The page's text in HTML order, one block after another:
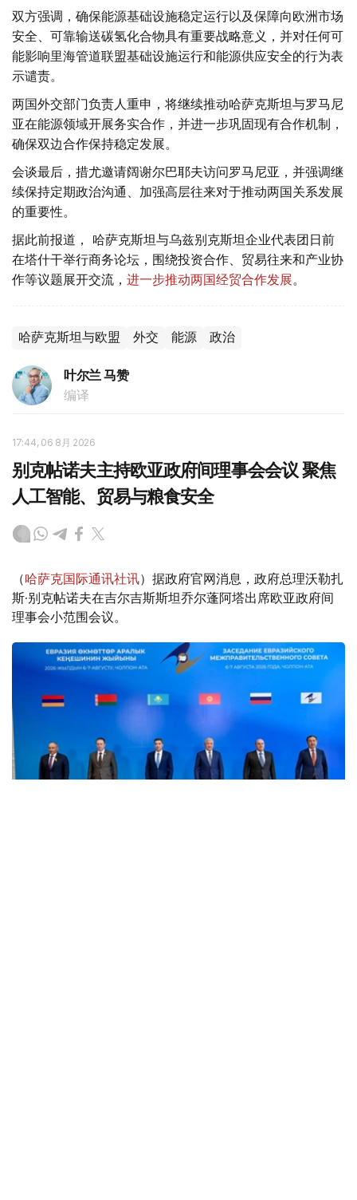
双方强调，确保能源基础设施稳定运行以及保障向欧洲市场
安全、可靠输送碳氢化合物具有重要战略意义，并对任何可
能影响里海管道联盟基础设施运行和能源供应安全的行为表
示谴责。
两国外交部门负责人重申，将继续推动哈萨克斯坦与罗马尼
亚在能源领域开展务实合作，并进一步巩固现有合作机制，
确保双边合作保持稳定发展。
会谈最后，措尤邀请阔谢尔巴耶夫访问罗马尼亚，并强调继
续保持定期政治沟通、加强高层往来对于推动两国关系发展
的重要性。
据此前报道， 哈萨克斯坦与乌兹别克斯坦企业代表团日前
在塔什干举行商务论坛，围绕投资合作、贸易往来和产业协
作等议题展开交流， 进一步推动两国经贸合作发展。
哈萨克斯坦与欧盟 外交 能源 政治
叶尔兰 马赞
编译
17:44, 06 8月 2026
别克帖诺夫主持欧亚政府间理事会会议 聚焦
人工智能、贸易与粮食安全
（哈萨克国际通讯社讯）据政府官网消息，政府总理沃勒扎
斯·别克帖诺夫在吉尔吉斯斯坦乔尔蓬阿塔出席欧亚政府间
理事会小范围会议。